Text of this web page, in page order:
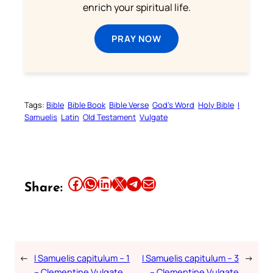
enrich your spiritual life.
PRAY NOW
Tags: Bible Bible Book Bible Verse God’s Word Holy Bible I
Samuelis Latin Old Testament Vulgate
Share: Share this article on Facebook Share this article on WhatsApp Share this article on LinkedIn Share this article on X Share this article on TelegramEmail this Article
← I Samuelis capitulum – 1
I Samuelis capitulum – 3 →